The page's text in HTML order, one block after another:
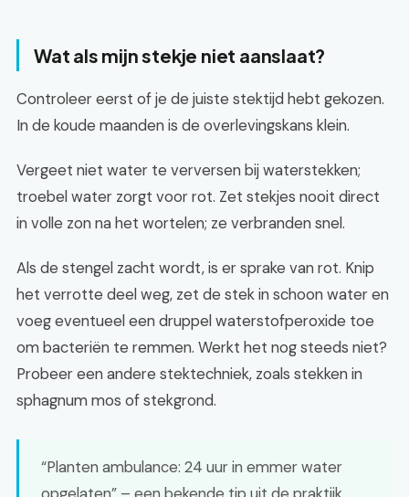
Wat als mijn stekje niet aanslaat?
Controleer eerst of je de juiste stektijd hebt gekozen.
In de koude maanden is de overlevingskans klein.
Vergeet niet water te verversen bij waterstekken;
troebel water zorgt voor rot. Zet stekjes nooit direct
in volle zon na het wortelen; ze verbranden snel.
Als de stengel zacht wordt, is er sprake van rot. Knip
het verrotte deel weg, zet de stek in schoon water en
voeg eventueel een druppel waterstofperoxide toe
om bacteriën te remmen. Werkt het nog steeds niet?
Probeer een andere stektechniek, zoals stekken in
sphagnum mos of stekgrond.
“Planten ambulance: 24 uur in emmer water